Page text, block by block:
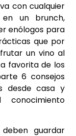
con cualquier
en un brunch,
enólogos para
que por
un vino al
favorita de los
6 consejos
desde casa y
guardar